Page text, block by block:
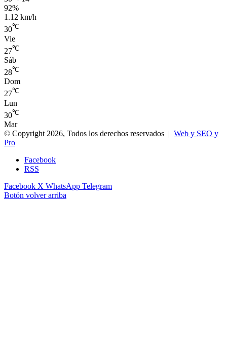
92%
1.12 km/h
30℃
Vie
27℃
Sáb
28℃
Dom
27℃
Lun
30℃
Mar
© Copyright 2026, Todos los derechos reservados | Web y SEO y
Pro
Facebook
RSS
Facebook X WhatsApp Telegram
Botón volver arriba